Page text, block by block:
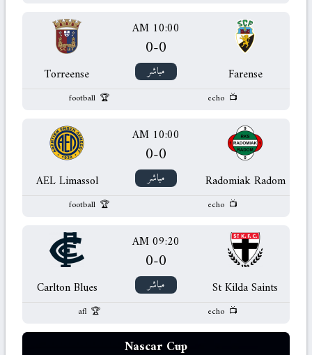
Farense
10:00 AM
0
-
0
مباشر Torreense
echo
football
Radomiak Radom
10:00 AM
0
-
0
مباشر AEL Limassol
echo
football
St Kilda Saints
09:20 AM
0
-
0
مباشر Carlton Blues
echo
afl
Nascar Cup